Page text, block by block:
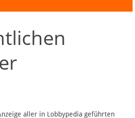
aller in Lobbypedia geführten